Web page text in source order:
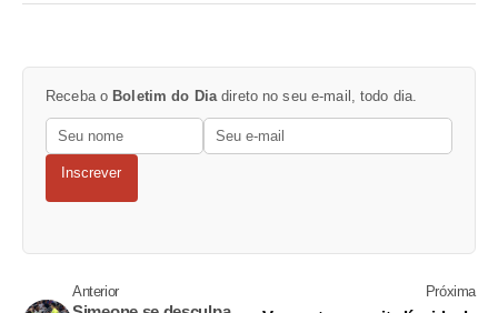
Receba o Boletim do Dia direto no seu e-mail, todo dia.
Inscrever
Anterior Próxima